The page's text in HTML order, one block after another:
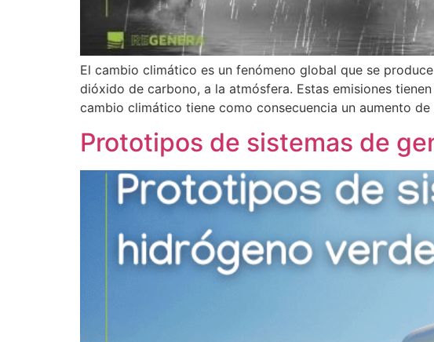
El cambio climático es un fenómeno global que se
dióxido de carbono, a la atmósfera. Estas emisiones
cambio climático tiene como consecuencia un aumento
Prototipos de sistemas de